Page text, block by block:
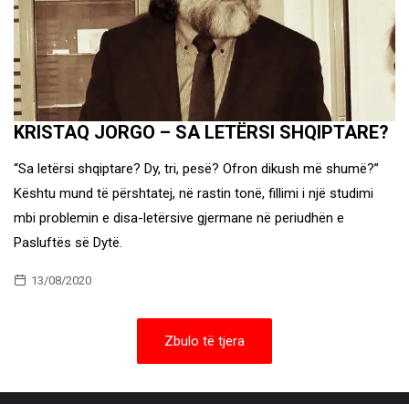
KRISTAQ JORGO – SA LETËRSI SHQIPTARE?
“Sa letërsi shqiptare? Dy, tri, pesë? Ofron dikush më shumë?”
Kështu mund të përshtatej, në rastin tonë, fillimi i një studimi
mbi problemin e disa-letërsive gjermane në periudhën e
Pasluftës së Dytë.
13/08/2020
Zbulo të tjera